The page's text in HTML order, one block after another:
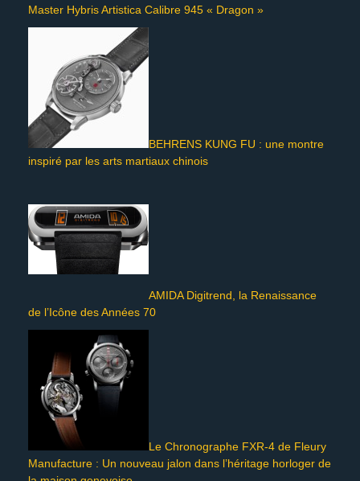
Master Hybris Artistica Calibre 945 « Dragon »
BEHRENS KUNG FU : une montre
inspiré par les arts martiaux chinois
AMIDA Digitrend, la Renaissance
de l’Icône des Années 70
Le Chronographe FXR-4 de Fleury
Manufacture : Un nouveau jalon dans l’héritage horloger de